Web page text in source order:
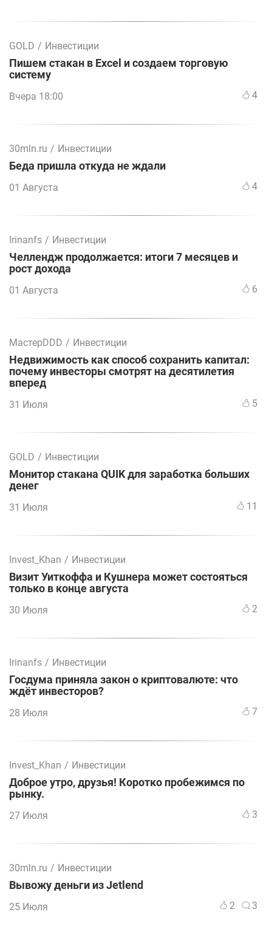
GOLD / Инвестиции
Пишем стакан в Excel и создаем торговую
систему
Вчера 18:00 4
30mln.ru / Инвестиции
Беда пришла откуда не ждали
01 Августа 4
Irinanfs / Инвестиции
Челлендж продолжается: итоги 7 месяцев и
рост дохода
01 Августа 6
МастерDDD / Инвестиции
Недвижимость как способ сохранить капитал:
почему инвесторы смотрят на десятилетия
вперед
31 Июля 5
GOLD / Инвестиции
Монитор стакана QUIK для заработка больших
денег
31 Июля 11
Invest_Khan / Инвестиции
Визит Уиткоффа и Кушнера может состояться
только в конце августа
30 Июля 2
Irinanfs / Инвестиции
Госдума приняла закон о криптовалюте: что
ждёт инвесторов?
28 Июля 7
Invest_Khan / Инвестиции
Доброе утро, друзья! Коротко пробежимся по
рынку.
27 Июля 3
30mln.ru / Инвестиции
Вывожу деньги из Jetlend
25 Июля 2 3